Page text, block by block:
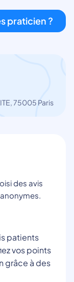
praticien ?
75005 Paris
des avis
patients
vos points
grâce à des